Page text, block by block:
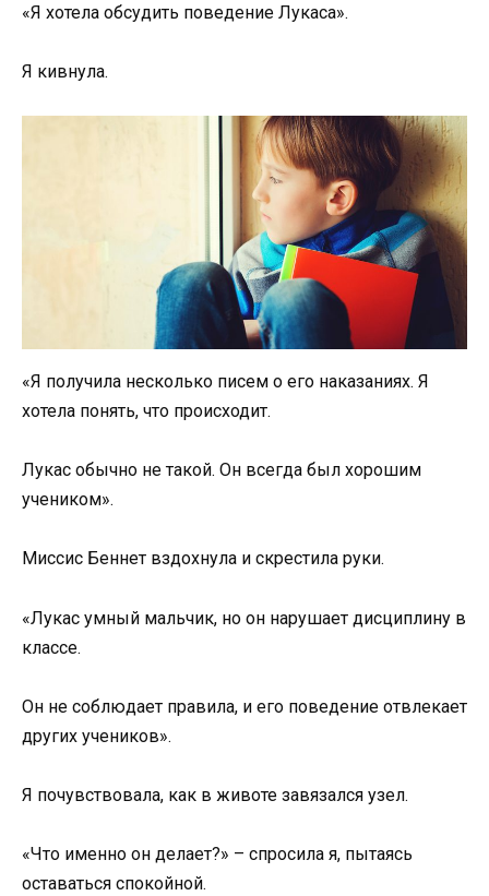
«Я хотела обсудить поведение Лукаса».
Я кивнула.
«Я получила несколько писем о его наказаниях. Я
хотела понять, что происходит.
Лукас обычно не такой. Он всегда был хорошим
учеником».
Миссис Беннет вздохнула и скрестила руки.
«Лукас умный мальчик, но он нарушает дисциплину в
классе.
Он не соблюдает правила, и его поведение отвлекает
других учеников».
Я почувствовала, как в животе завязался узел.
«Что именно он делает?» – спросила я, пытаясь
оставаться спокойной.